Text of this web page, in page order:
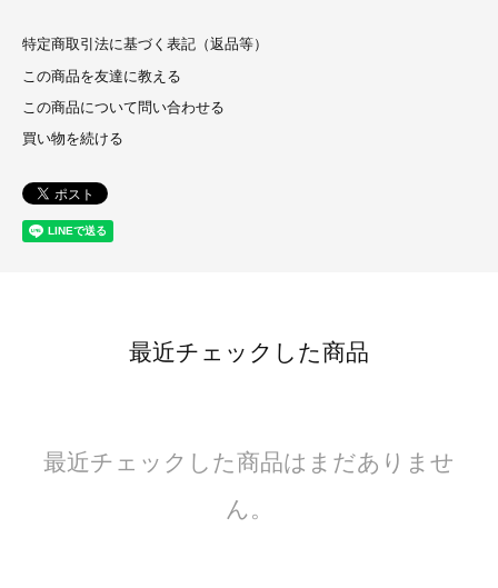
特定商取引法に基づく表記（返品等）
この商品を友達に教える
この商品について問い合わせる
買い物を続ける
最近チェックした商品
最近チェックした商品はまだありませ
ん。